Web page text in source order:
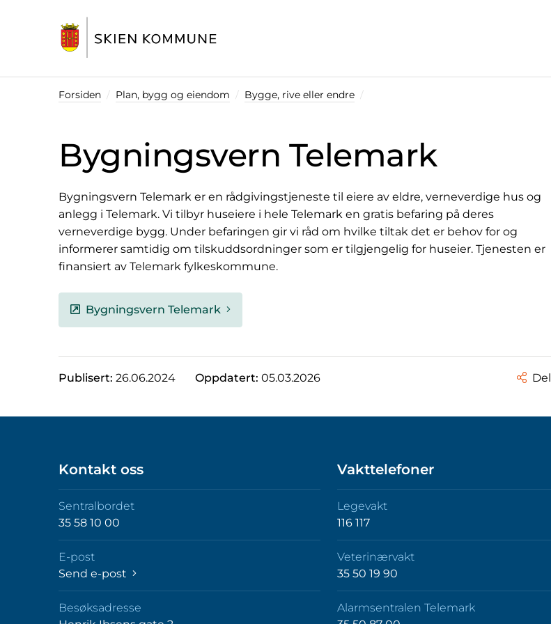
Forsiden Plan, bygg og eiendom Bygge, rive eller endre
Bygningsvern Telemark
Bygningsvern Telemark er en rådgivingstjeneste til eiere av eldre, verneverdige hus og
anlegg i Telemark. Vi tilbyr huseiere i hele Telemark en gratis befaring på deres
verneverdige bygg. Under befaringen gir vi råd om hvilke tiltak det er behov for og
informerer samtidig om tilskuddsordninger som er tilgjengelig for huseier. Tjenesten er
finansiert av Telemark fylkeskommune.
Bygningsvern Telemark
Publisert: 26.06.2024 Oppdatert: 05.03.2026 Del
Kontakt oss
Sentralbordet
35 58 10 00
E-post
Send e-post
Besøksadresse
Vakttelefoner
Legevakt
116 117
Veterinærvakt
35 50 19 90
Alarmsentralen Telemark